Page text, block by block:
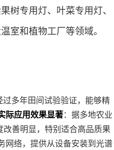
树专用灯、叶菜专用灯、
室和植物工厂等领域。
多年田间试验验证，能够精
际应用效果显著：据多地农业
善明显，特别适合高品质果
网络，提供从设备安装到光谱